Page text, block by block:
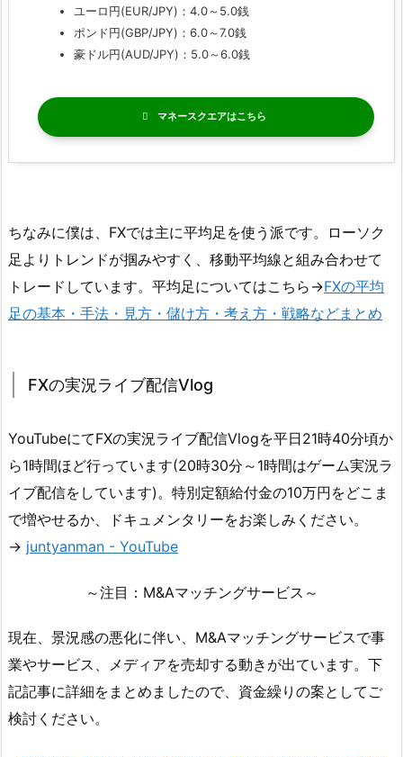
ユーロ円(EUR/JPY)：4.0～5.0銭
ポンド円(GBP/JPY)：6.0～7.0銭
豪ドル円(AUD/JPY)：5.0～6.0銭
マネースクエア
ちなみに僕は、FXでは主に平均足を使う派です。ローソク
足よりトレンドが掴みやすく、移動平均線と組み合わせて
トレードしています。平均足についてはこちら→FXの平均
足の基本・手法・見方・儲け方・考え方・戦略などまとめ
FXの実況ライブ配信Vlog
YouTubeにてFXの実況ライブ配信Vlogを平日21時40分頃か
ら1時間ほど行っています(20時30分～1時間はゲーム実況ラ
イブ配信をしています)。特別定額給付金の10万円をどこま
で増やせるか、ドキュメンタリーをお楽しみください。
→ juntyanman - YouTube
～注目：M&Aマッチングサービス～
現在、景況感の悪化に伴い、M&Aマッチングサービスで事
業やサービス、メディアを売却する動きが出ています。下
記記事に詳細をまとめましたので、資金繰りの案としてご
検討ください。